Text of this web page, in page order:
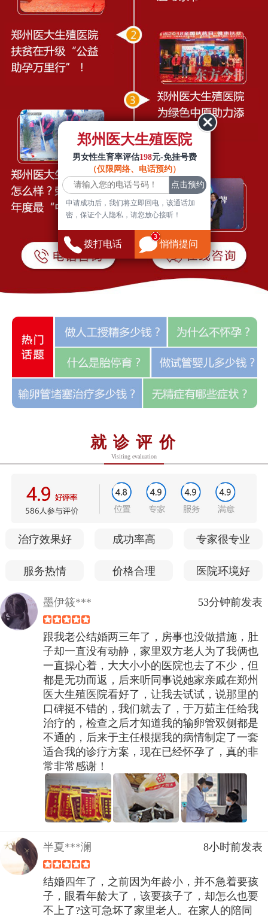
就诊评价
Visiting evaluation
治疗效果好 成功率高 专家很专业
服务热情 价格合理 医院环境好
墨伊筱*** 53分钟前发表
跟我老公结婚两三年了，房事也没做措施，肚
子却一直没有动静，家里双方老人为了我俩也
一直操心着，大大小小的医院也去了不少，但
都是无功而返，后来听同事说她家亲戚在郑州
医大生殖医院看好了，让我去试试，说那里的
口碑挺不错的，我们就去了，于万茹主任给我
治疗的，检查之后才知道我的输卵管双侧都是
不通的，后来于主任根据我的病情制定了一套
适合我的诊疗方案，现在已经怀孕了，真的非
常非常感谢！
半夏***澜 8小时前发表
结婚四年了，之前因为年龄小，并不急着要孩
子，眼看年龄大了，该要孩子了，却怎么也要
不上了?这可急坏了家里老人。在家人的陪同
郑州医大生殖医院
男女性生育率评估198元-免挂号费
（仅限网络、电话预约）
申请成功后，我们将立即回电，该通话加
密，保证个人隐私，请您放心接听！
拨打电话 悄悄提问